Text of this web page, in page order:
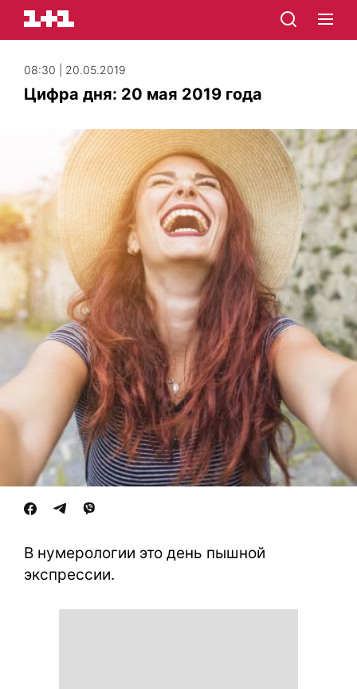
08:30 | 20.05.2019
Цифра дня: 20 мая 2019 года
В нумерологии это день пышной
экспрессии.